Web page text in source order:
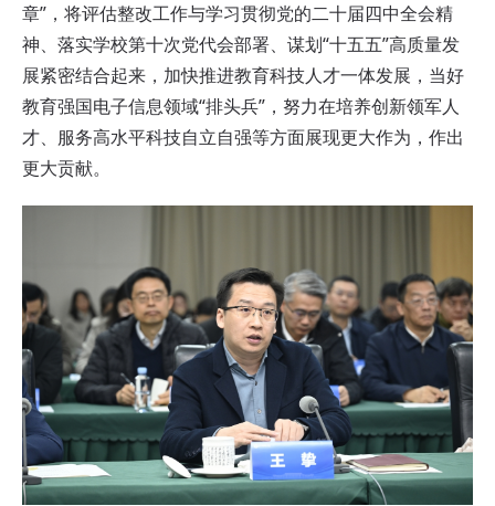
章”，将评估整改工作与学习贯彻党的二十届四中全会精
神、落实学校第十次党代会部署、谋划“十五五”高质量发
展紧密结合起来，加快推进教育科技人才一体发展，当好
教育强国电子信息领域“排头兵”，努力在培养创新领军人
才、服务高水平科技自立自强等方面展现更大作为，作出
更大贡献。